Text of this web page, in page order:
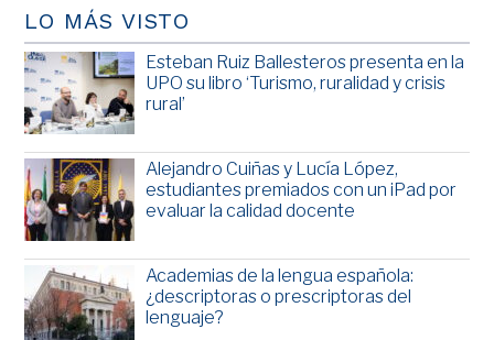
LO MÁS VISTO
Esteban Ruiz Ballesteros presenta en la
UPO su libro ‘Turismo, ruralidad y crisis
rural’
Alejandro Cuiñas y Lucía López,
estudiantes premiados con un iPad por
evaluar la calidad docente
Academias de la lengua española:
¿descriptoras o prescriptoras del
lenguaje?